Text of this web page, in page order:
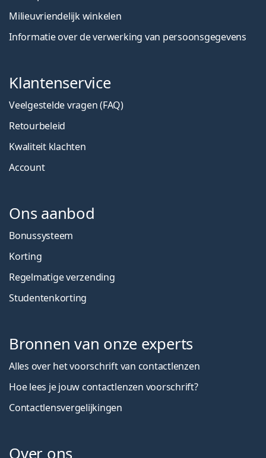
Milieuvriendelijk winkelen
Informatie over de verwerking van persoonsgegevens
Klantenservice
Veelgestelde vragen (FAQ)
Retourbeleid
Kwaliteit klachten
Account
Ons aanbod
Bonussysteem
Korting
Regelmatige verzending
Studentenkorting
Bronnen van onze experts
Alles over het voorschrift van contactlenzen
Hoe lees je jouw contactlenzen voorschrift?
Contactlensvergelijkingen
Over ons